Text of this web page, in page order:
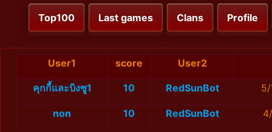
Top100 Last games Clans Profile
User1 score User2
คุกกี้และบิงซู1 10 RedSunBot
non 10 RedSunBot